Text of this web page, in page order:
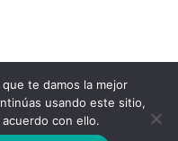
te damos la mejor
usando este sitio,
con ello.